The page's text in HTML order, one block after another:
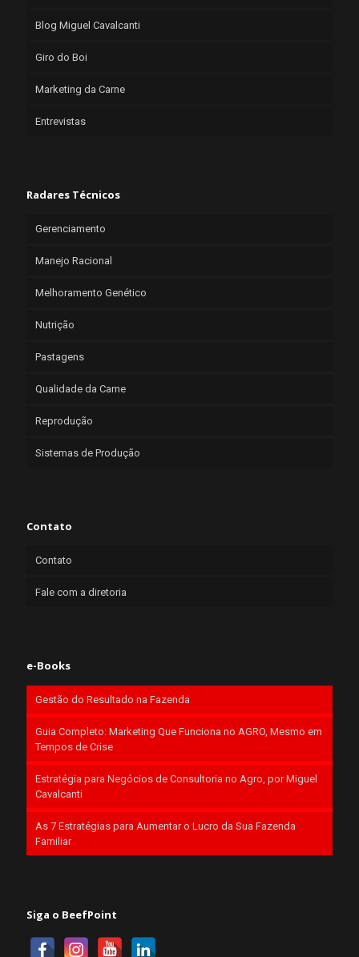
Blog Miguel Cavalcanti
Giro do Boi
Marketing da Carne
Entrevistas
Radares Técnicos
Gerenciamento
Manejo Racional
Melhoramento Genético
Nutrição
Pastagens
Qualidade da Carne
Reprodução
Sistemas de Produção
Contato
Contato
Fale com a diretoria
e-Books
Gestão do Resultado na Fazenda
Guia Completo: Marketing Que Funciona no AGRO, Mesmo em
Tempos de Crise
Estratégia para Negócios de Consultoria no Agro, por Miguel
Cavalcanti
As 7 Estratégias para Aumentar o Lucro da Sua Fazenda
Familiar
Siga o BeefPoint